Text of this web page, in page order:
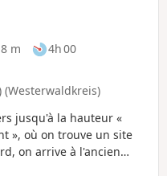
m
4h 00
(Westerwaldkreis)
jusqu'à la hauteur «
», où on trouve un site
on arrive à l'ancien